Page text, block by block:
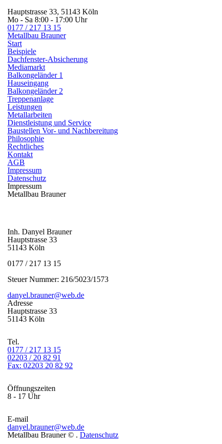
Hauptstrasse 33, 51143 Köln
Mo - Sa 8:00 - 17:00 Uhr
0177 / 217 13 15
Metallbau Brauner
Start
Beispiele
Dachfenster-Absicherung
Mediamarkt
Balkongeländer 1
Hauseingang
Balkongeländer 2
Treppenanlage
Leistungen
Metallarbeiten
Dienstleistung und Service
Baustellen Vor- und Nachbereitung
Philosophie
Rechtliches
Kontakt
AGB
Impressum
Datenschutz
Impressum
Metallbau Brauner
Inh. Danyel Brauner
Hauptstrasse 33
51143 Köln
0177 / 217 13 15
Steuer Nummer: 216/5023/1573
danyel.brauner@web.de
Adresse
Hauptstrasse 33
51143 Köln
Tel.
0177 / 217 13 15
02203 / 20 82 91
Fax: 02203 20 82 92
Öffnungszeiten
8 - 17 Uhr
E-mail
danyel.brauner@web.de
Metallbau Brauner © . Datenschutz